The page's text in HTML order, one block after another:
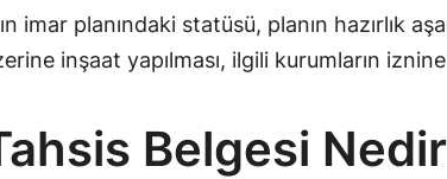
imar planındaki statüsü, planın hazırlık
inşaat yapılması, ilgili kurumların
Belgesi